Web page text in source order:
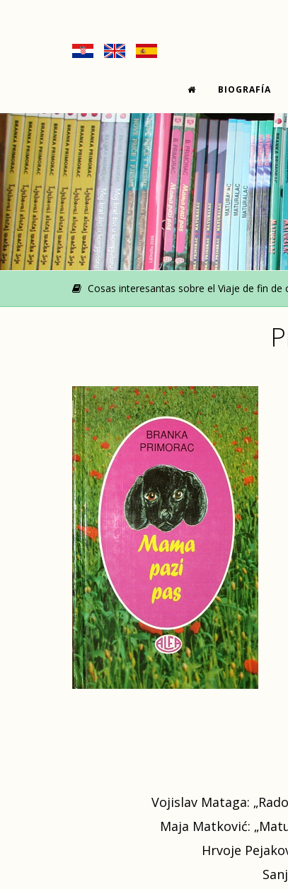
BIOGRAFÍA
Cosas interesantas sobre el Viaje de fin de
Vojislav Mataga:
Maja Matković:
Hrvoje